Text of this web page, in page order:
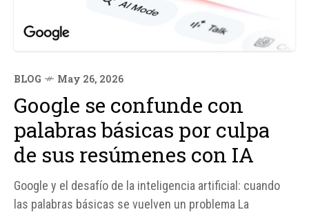
BLOG May 26, 2026
Google se confunde con
palabras básicas por culpa
de sus resúmenes con IA
Google y el desafío de la inteligencia artificial: cuando
las palabras básicas se vuelven un problema La